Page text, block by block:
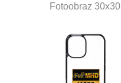
Fotoobraz 30x30